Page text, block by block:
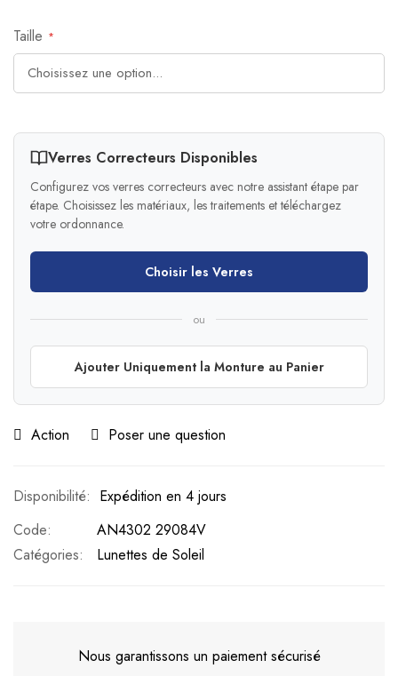
Taille
Verres Correcteurs Disponibles
Configurez vos verres correcteurs avec notre assistant étape par
étape. Choisissez les matériaux, les traitements et téléchargez
votre ordonnance.
Choisir les Verres
ou
Ajouter Uniquement la Monture au Panier
Action Poser une question
Expédition en 4 jours
Code
AN4302 29084V
Catégories:
Lunettes de Soleil
Nous garantissons un paiement sécurisé